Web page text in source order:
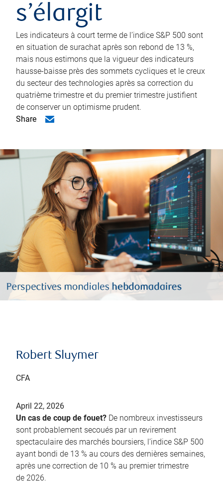
s’élargit
Les indicateurs à court terme de l’indice S&P 500 sont
en situation de surachat après son rebond de 13 %,
mais nous estimons que la vigueur des indicateurs
hausse-baisse près des sommets cycliques et le creux
du secteur des technologies après sa correction du
quatrième trimestre et du premier trimestre justifient
de conserver un optimisme prudent.
Share
Robert Sluymer
CFA
April 22, 2026
Un cas de coup de fouet? De nombreux investisseurs
sont probablement secoués par un revirement
spectaculaire des marchés boursiers, l’indice S&P 500
ayant bondi de 13 % au cours des dernières semaines,
après une correction de 10 % au premier trimestre
de 2026.